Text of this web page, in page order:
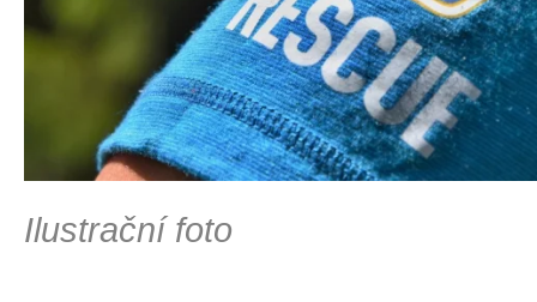
Ilustrační foto